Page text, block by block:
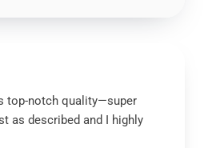
top-notch quality—super
as described and I highly